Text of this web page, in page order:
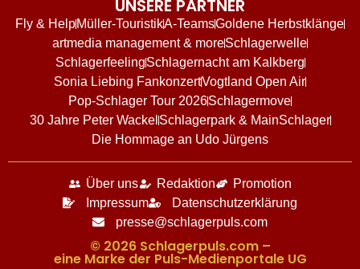
UNSERE PARTNER
Fly & HelpMüller-TouristikA-TeamsGoldene Herbstklänge
artmedia management & moreSchlagerwelle
SchlagerfeelingSchlagernacht am Kalkberg
Sonia Liebing FankonzertVogtland Open Air
Pop-Schlager Tour 2026Schlagermove
30 Jahre Peter Wackel Schlagerpark & MainSchlager
Die Hommage an Udo Jürgens
Über uns Redaktion
Promotion
Impressum
Datenschutzerklärung
presse@schlagerpuls.com
© 2026 Schlagerpuls.com –
eine Marke der Puls-Medienportale UG​